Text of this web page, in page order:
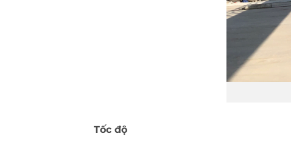
Tốc độ